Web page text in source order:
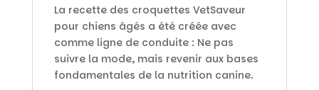
La recette des croquettes VetSaveur
pour chiens âgés a été créée avec
comme ligne de conduite : Ne pas
suivre la mode, mais revenir aux bases
fondamentales de la nutrition canine.